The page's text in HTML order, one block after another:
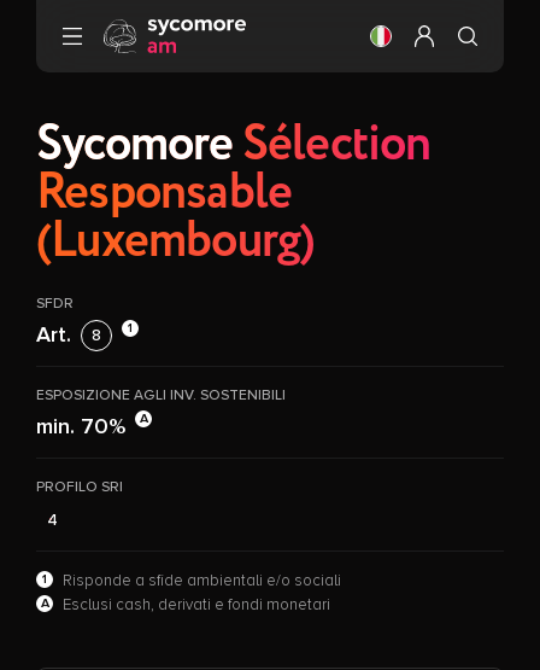
Vai al contenuto
Cambiare la
Configura il
Sycomore Sélection
Responsable
(Luxembourg)
SFDR
Art. 8 1
ESPOSIZIONE AGLI INV. SOSTENIBILI
min. 70% A
PROFILO SRI
4
1 Risponde a sfide ambientali e/o sociali
A Esclusi cash, derivati e fondi monetari